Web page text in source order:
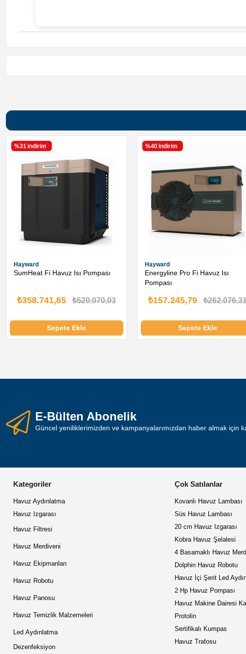
Hayward
SumHeat Fi Havuz Isı Pompası
₺358.741,65 ₺520.070,03
Sepete Ekle
%31 i̇ndirim
Hayward
Energyline Pro Fi Havuz Isı
Pompası
₺157.245,79
Sepete Ekle
%40i̇ndirim
E-Bülten Abonelik
Güncel yeniliklerimizden ve kampanyalarımızdan haber almak için
Kategoriler
Havuz Aydınlatma
Havuz Izgarası
Havuz Filtresi
Havuz Merdiveni
Havuz Ekipmanları
Havuz Robotu
Havuz Panosu
Havuz Temizlik Malzemeleri
Led Aydınlatma
Dezenfeksiyon
Çok Satılanlar
Kovanlı Havuz Lambası
Süs Havuz Lambası
20 cm Havuz Izgarası
Kobra Havuz Şelalesi
4 Basamaklı Havuz
Dolphin Havuz Robotu
Havuz İçi Şerit Led
2 Hp Havuz Pompası
Havuz Makine Dairesi
Protolin
Sertifikalı Kumpas
Havuz Trafosu